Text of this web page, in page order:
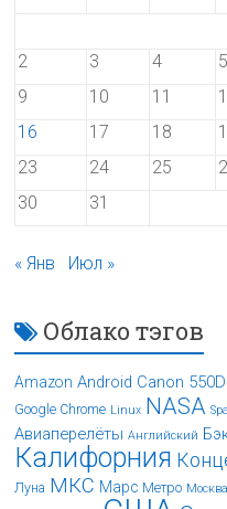
2
3 4 5
9
10 11
16
17 18
23
24 25
30
31
« Янв Июл »
Облако тэгов
Amazon Android Canon 550D
Google Chrome Linux NASA
Авиаперелёты Английский
Калифорния
Луна МКС Марс Метро Москва